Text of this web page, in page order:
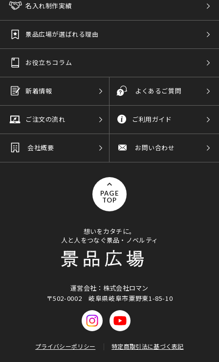
名入れ制作実績
景品広場が選ばれる理由
お役立ちコラム
新着情報 よくあるご質問
ご注文の流れ ご利用ガイド
会社概要 お問い合わせ
PAGE
TOP
想いをカタチに。
人と人をつなぐ景品・ノベルティ
運営会社：株式会社ロマン
〒502-0002岐阜県岐阜市粟野東1-85-10
プライバシーポリシー 特定商取引法に基づく表記